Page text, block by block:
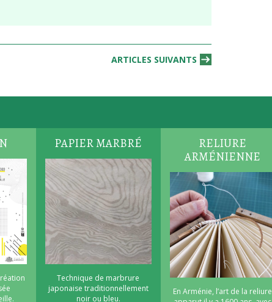
ARTICLES SUIVANTS
PAPIER MARBRÉ
Technique de marbrure
japonaise traditionnellement
noir ou bleu.
RELIURE
ARMÉNIENNE
En Arménie, l’art de la reliure